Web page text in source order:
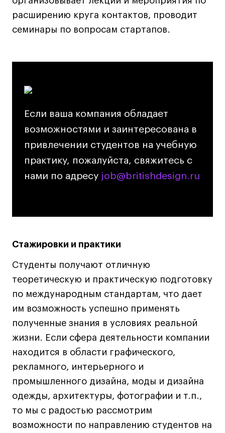
Все программы
Иллюстрация
Диджитал
Интерьер
Лайфстайл
Навыки предпринимателя и управленца
Искусство
Очно + онлайн
Все программы
Техникум
Специалист кино- и медиапродакшена
Графический дизайнер
Цифровой маркетолог
Технолог-конструктор одежды
Коммерческий фотограф
Все программы
Для школьников
расширению круга контактов, проводит
семинары по вопросам стартапов.
Если ваша компания обладает
возможностями и заинтересована в
привлечении студентов на учебную
практику, пожалуйста, свяжитесь с
нами по адресу job@britishdesign.ru
job@britishdesign.ru
Стажировки и практики
Студенты получают отличную
теоретическую и практическую подготовку
по международным стандартам, что дает
им возможность успешно применять
полученные знания в условиях реальной
жизни. Если сфера деятельности компании
находится в области графического,
рекламного, интерьерного и
промышленного дизайна, моды и дизайна
одежды, архитектуры, фотографии и т.п.,
то мы с радостью рассмотрим
возможности по направлению студентов на